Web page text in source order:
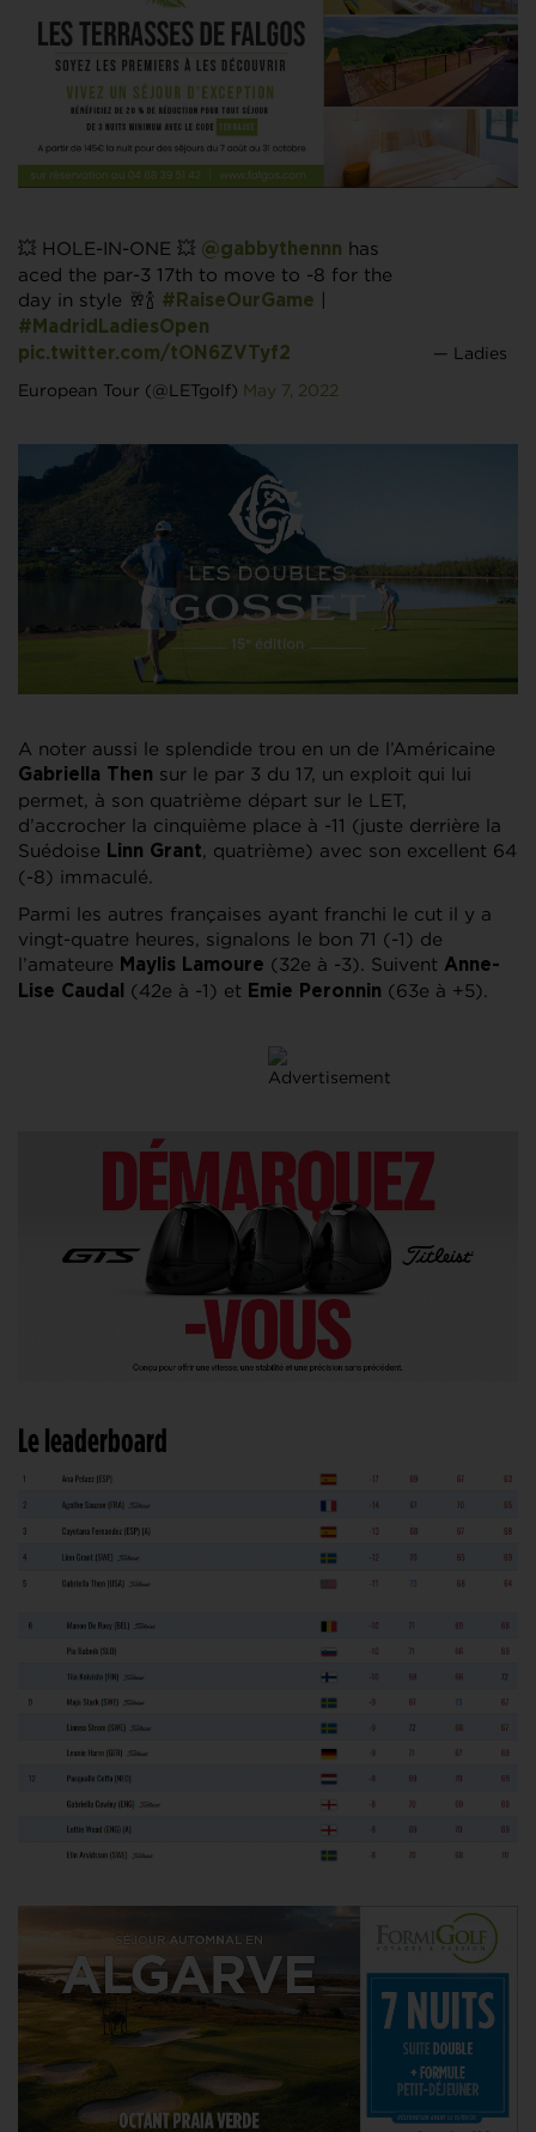
💥 HOLE-IN-ONE 💥 @gabbythennn has
aced the par-3 17th to move to -8 for the
day in style 🥂🍾 #RaiseOurGame
#MadridLadiesOpen
pic.twitter.com/tON6ZVTyf2
— Ladies
European Tour (@LETgolf) May 7, 2022
A noter aussi le splendide trou en un de l’Américaine
Gabriella Then sur le par 3 du 17, un exploit qui lui
permet, à son quatrième départ sur le LET,
d’accrocher la cinquième place à -11 (juste derrière la
Suédoise Linn Grant, quatrième) avec son excellent 64
(-8) immaculé.
Parmi les autres françaises ayant franchi le cut il y a
vingt-quatre heures, signalons le bon 71 (-1) de
l’amateure Maylis Lamoure (32e à -3). Suivent Anne-
Lise Caudal
(42e à -1) et Emie Peronnin (63e à +5).
Le leaderboard